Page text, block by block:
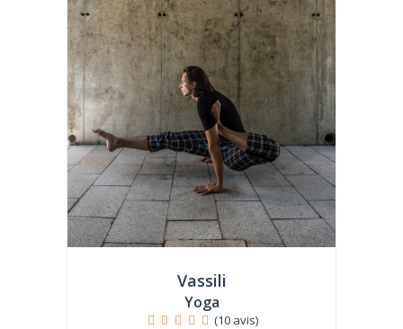
Vassili
Yoga
(10 avis)